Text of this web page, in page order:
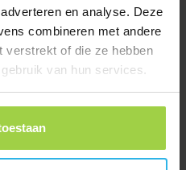
en analyse. Deze
combineren met andere
verstrekt of die ze hebben
van hun services.